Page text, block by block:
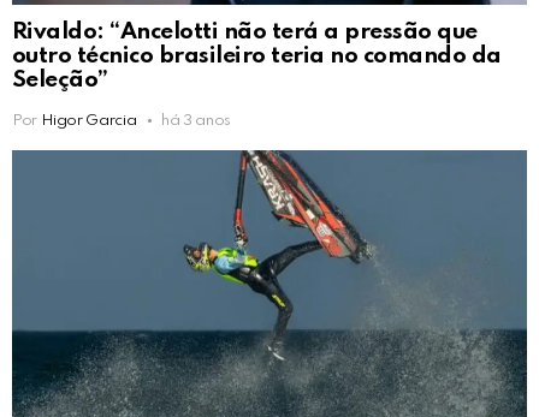
Rivaldo: “Ancelotti não terá a pressão que
outro técnico brasileiro teria no comando da
Seleção”
Por Higor Garcia há 3 anos